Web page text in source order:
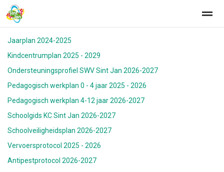
Jaarplan 2024-2025
Kindcentrumplan 2025 - 2029
Ondersteuningsprofiel SWV Sint Jan 2026-2027
Pedagogisch werkplan 0 - 4 jaar 2025 - 2026
Pedagogisch werkplan 4-12 jaar 2026-2027
Schoolgids KC Sint Jan 2026-2027
Schoolveiligheidsplan 2026-2027
Vervoersprotocol 2025 - 2026
Antipestprotocol 2026-2027